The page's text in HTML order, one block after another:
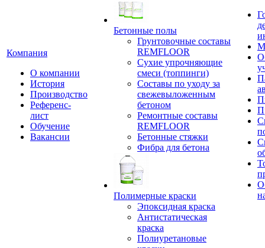
Компания
О компании
История
Производство
Референс-
лист
Обучение
Вакансии
Бетонные полы
Грунтовочные составы
REMFLOOR
Сухие упрочняющие
смеси (топпинги)
Составы по уходу за
свежевыложенным
бетоном
Ремонтные составы
REMFLOOR
Бетонные стяжки
Фибра для бетона
Полимерные краски
Эпоксидная краска
Антистатическая
краска
Полиуретановые